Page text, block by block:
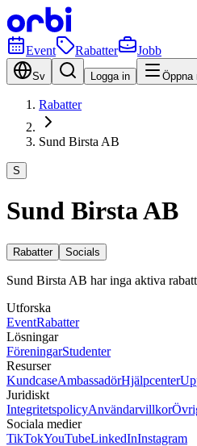
Event Rabatter Jobb
Sv Logga in Öppna
Rabatter
Sund Birsta AB
S
Sund Birsta AB
Rabatter Socials
Sund Birsta AB har inga aktiva
Utforska
EventRabatter
Lösningar
FöreningarStudenter
Resurser
KundcaseAmbassadörHjälpcenter
Juridiskt
IntegritetspolicyAnvändarvillkor
Sociala medier
TikTokYouTubeLinkedInInstagram